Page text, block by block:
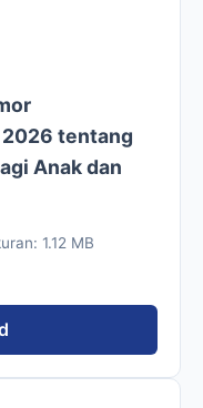
tentang
Anak dan
1.12 MB